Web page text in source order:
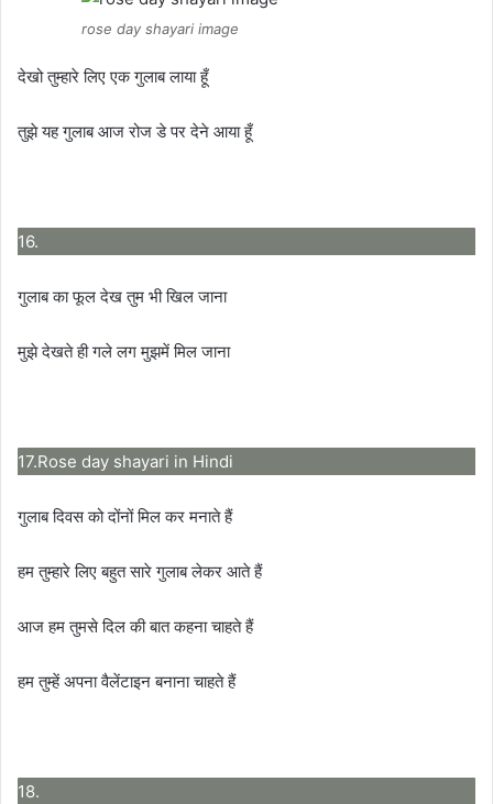
rose day shayari image
देखो तुम्हारे लिए एक गुलाब लाया हूँ
तुझे यह गुलाब आज रोज डे पर देने आया हूँ
16.
गुलाब का फूल देख तुम भी खिल जाना
मुझे देखते ही गले लग मुझमें मिल जाना
17.Rose day shayari in Hindi
गुलाब दिवस को दोंनों मिल कर मनाते हैं
हम तुम्हारे लिए बहुत सारे गुलाब लेकर आते हैं
आज हम तुमसे दिल की बात कहना चाहते हैं
हम तुम्हें अपना वैलेंटाइन बनाना चाहते हैं
18.